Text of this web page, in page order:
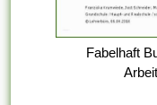
Fabelhaft